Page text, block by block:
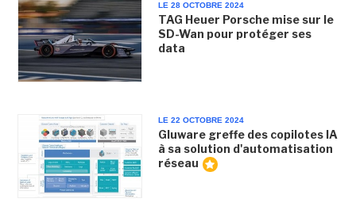
LE 28 OCTOBRE 2024
TAG Heuer Porsche mise sur le
SD-Wan pour protéger ses
data
LE 22 OCTOBRE 2024
Gluware greffe des copilotes IA
à sa solution d'automatisation
réseau